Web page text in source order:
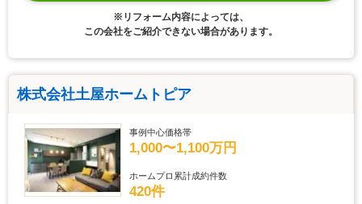
※リフォーム内容によっては、
この会社をご紹介できない場合があります。
株式会社土屋ホームトピア
事例中心価格帯
1,000〜1,100万円
ホームプロ累計成約件数
420件